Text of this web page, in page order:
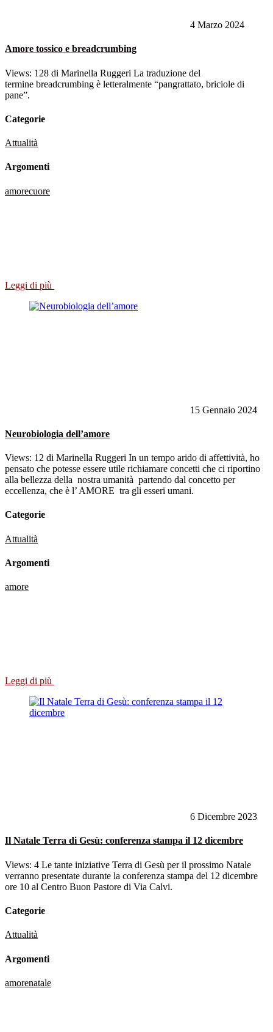
4 Marzo 2024
Amore tossico e breadcrumbing
Views: 128 di Marinella Ruggeri‍ La traduzione del
termine breadcrumbing è letteralmente “pangrattato, briciole di
pane”.
Categorie
Attualità
Argomenti
amorecuore
Leggi di più
15 Gennaio 2024
Neurobiologia dell’amore
Views: 12 di Marinella Ruggeri In un tempo arido di affettività, ho
pensato che potesse essere utile richiamare concetti che ci riportino
alla bellezza della nostra umanità partendo dal concetto per
eccellenza, che è l’ AMORE tra gli esseri umani.
Categorie
Attualità
Argomenti
amore
Leggi di più
6 Dicembre 2023
Il Natale Terra di Gesù: conferenza stampa il 12 dicembre
Views: 4 Le tante iniziative Terra di Gesù per il prossimo Natale
verranno presentate durante la conferenza stampa del 12 dicembre
ore 10 al Centro Buon Pastore di Via Calvi.
Categorie
Attualità
Argomenti
amorenatale